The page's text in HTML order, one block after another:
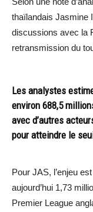
thaïlandais Jasmine
discussions avec la
retransmission du
Les analystes
environ 688,5
avec d’autres
pour atteindre le
Pour JAS, l’enjeu
aujourd’hui 1,73
Premier League